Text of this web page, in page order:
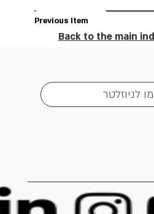
Previous Item
Back to the main
לניוזלטר